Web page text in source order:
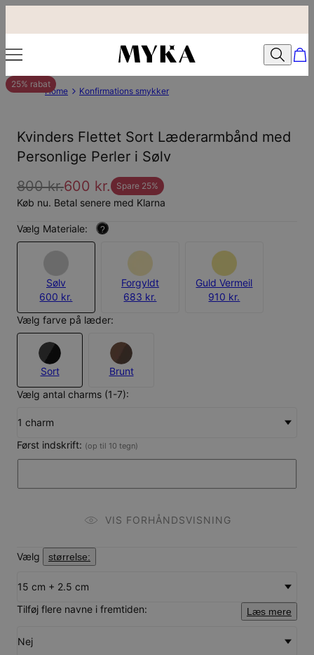
25% rabat
Home Konfirmations smykker
Kvinders Flettet Sort Læderarmbånd med
Personlige Perler i Sølv
800 kr.600 kr. Spare 25%
Køb nu. Betal senere med Klarna
Vælg Materiale: ?
Sølv
600 kr.
Forgyldt
683 kr.
Guld Vermeil
910 kr.
Vælg farve på læder:
Sort
Brunt
Vælg antal charms (1-7):
1 charm
Først indskrift: (op til 10 tegn)
VIS FORHÅNDSVISNING
Vælg størrelse:
15 cm + 2.5 cm
Tilføj flere navne i fremtiden:
Læs mere
Nej